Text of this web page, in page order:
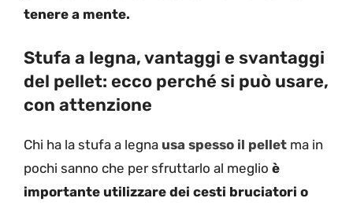
tenere a mente.
Stufa a legna, vantaggi e svantaggi
del pellet: ecco perché si può usare,
con attenzione
Chi ha la stufa a legna usa spesso il pellet ma in
pochi sanno che per sfruttarlo al meglio è
importante utilizzare dei cesti bruciatori o